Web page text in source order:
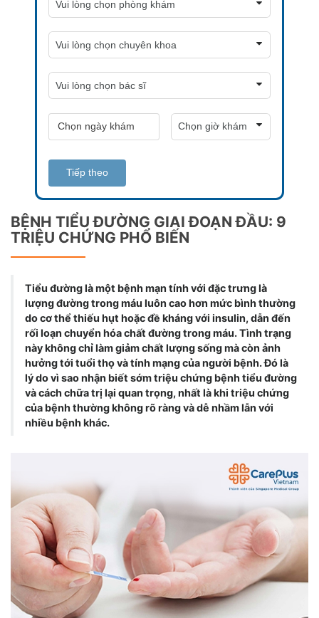
Tiếp theo
BỆNH TIỂU ĐƯỜNG GIAI ĐOẠN ĐẦU: 9
TRIỆU CHỨNG PHỔ BIẾN
Tiểu đường là một bệnh mạn tính với đặc trưng là
lượng đường trong máu luôn cao hơn mức bình thường
do cơ thể thiếu hụt hoặc đề kháng với insulin, dẫn đến
rối loạn chuyển hóa chất đường trong máu. Tình trạng
này không chỉ làm giảm chất lượng sống mà còn ảnh
hưởng tới tuổi thọ và tính mạng của người bệnh. Đó là
lý do vì sao nhận biết sớm triệu chứng bệnh tiểu đường
và cách chữa trị lại quan trọng, nhất là khi triệu chứng
của bệnh thường không rõ ràng và dễ nhầm lẫn với
nhiều bệnh khác.